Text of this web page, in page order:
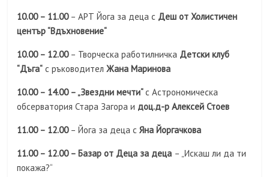
10.00 – 11.00– АРТ Йога за деца с Деш от Холистичен
център “Вдъхновение“
10.00 – 12.00– Творческа работилничка Детски клуб
“Дъга“ с ръководителЖана Маринова
10.00 – 14.00 – „Звездни мечти“с Астрономическа
обсерватория Стара Загора и доц.д-р Алексей Стоев
11.00 – 12.00– Йога за деца сЯна Йоргачкова
11.00 – 12.00 – Базар от Деца за деца – „Искаш ли да ти
покажа?“